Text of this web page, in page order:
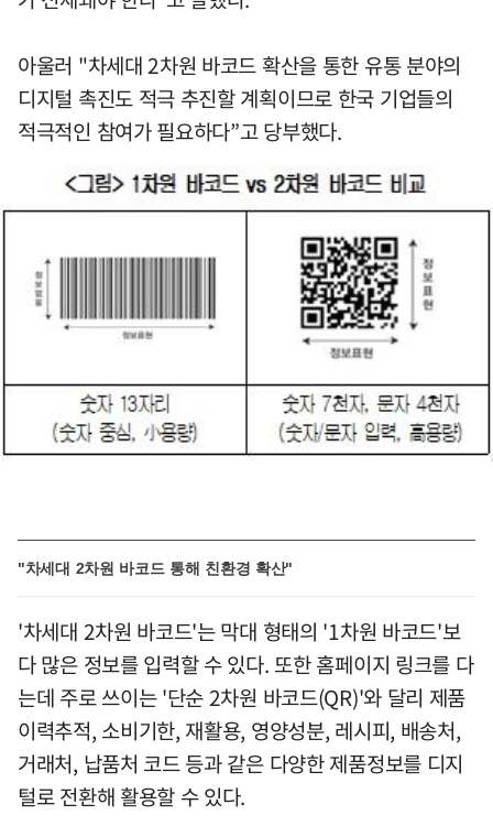
아울러 "차세대 2차원 바코드 확산을 통한 유통 분야의
디지털 촉진도 적극 추진할 계획이므로 한국 기업들의
적극적인 참여가 필요하다”고 당부했다.
"차세대 2차원 바코드 통해 친환경 확산"
'차세대 2차원 바코드'는 막대 형태의 '1차원 바코드'보
다 많은 정보를 입력할 수 있다. 또한 홈페이지 링크를 다
는데 주로 쓰이는 '단순 2차원 바코드(QR)'와 달리 제품
이력추적, 소비기한, 재활용, 영양성분, 레시피, 배송처,
거래처, 납품처 코드 등과 같은 다양한 제품정보를 디지
털로 전환해 활용할 수 있다.